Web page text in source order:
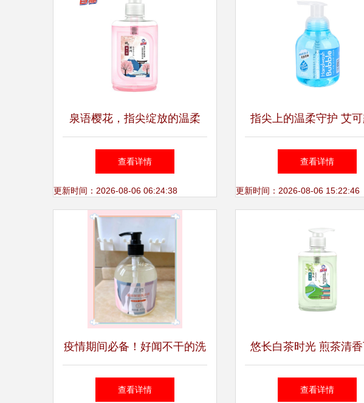
泉语樱花，指尖绽放的温柔
——白猫滋润健康洗手液评测
查看详情
更新时间：2026-08-06 06:24:38
指尖上的温柔守护 艾
菌洗手液，为健康筑起
线
查看详情
更新时间：2026-08-06 15:22:46
疫情期间必备！好闻不干的洗
手液推荐指南
查看详情
悠长白茶时光 煎茶清
洗手仪式与家庭守护
查看详情